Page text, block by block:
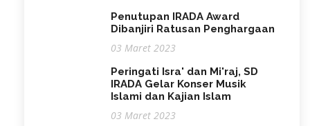
Penutupan IRADA Award
Dibanjiri Ratusan Penghargaan
03 Maret 2023
Peringati Isra' dan Mi'raj, SD
IRADA Gelar Konser Musik
Islami dan Kajian Islam
03 Maret 2023